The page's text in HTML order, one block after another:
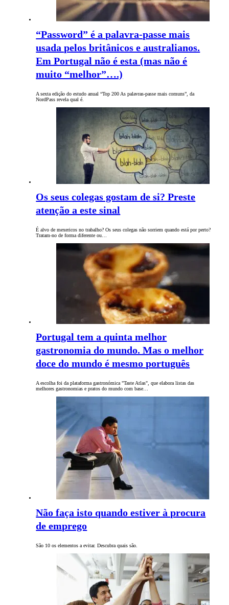
“Password” é a palavra-passe mais
usada pelos britânicos e australianos.
Em Portugal não é esta (mas não é
muito “melhor”….)
A sexta edição do estudo anual “Top 200 As palavras-passe mais comuns”, da
NordPass revela qual é.
Os seus colegas gostam de si? Preste
atenção a este sinal
É alvo de mexericos no trabalho? Os seus colegas não sorriem quando está por perto?
Tratam-no de forma diferente ou…
Portugal tem a quinta melhor
gastronomia do mundo. Mas o melhor
doce do mundo é mesmo português
A escolha foi da plataforma gastronómica "Taste Atlas", que elabora listas das
melhores gastronomias e pratos do mundo com base…
Não faça isto quando estiver à procura
de emprego
São 10 os elementos a evitar. Descubra quais são.